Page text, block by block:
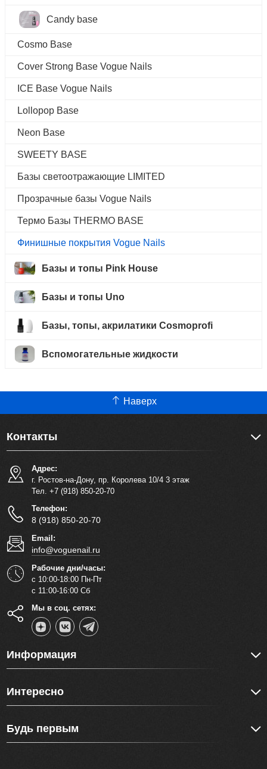
Candy base
Cosmo Base
Cover Strong Base Vogue Nails
ICE Base Vogue Nails
Lollopop Base
Neon Base
SWEETY BASE
Базы светоотражающие LIMITED
Прозрачные базы Vogue Nails
Термо Базы THERMO BASE
Финишные покрытия Vogue Nails
Базы и топы Pink House
Базы и топы Uno
Базы, топы, акрилатики Cosmoprofi
Вспомогательные жидкости
Наверх
Контакты
Адрес:
г. Ростов-на-Дону, пр. Королева 10/4 3 этаж
Тел. +7 (918) 850-20-70
Телефон:
8 (918) 850-20-70
Email:
info@voguenail.ru
Рабочие дни/часы:
с 10:00-18:00 Пн-Пт
с 11:00-16:00 Сб
Мы в соц. сетях:
Информация
Интересно
Будь первым